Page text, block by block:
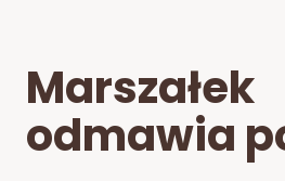
Marszałek
odmawia